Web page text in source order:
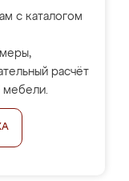
с каталогом
расчёт
мебели.